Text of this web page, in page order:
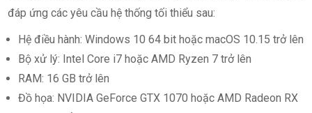
đáp ứng các yêu cầu hệ thống tối thiểu sau:
Hệ điều hành: Windows 10 64 bit hoặc macOS 10.15 trở lên
Bộ xử lý: Intel Core i7 hoặc AMD Ryzen 7 trở lên
RAM: 16 GB trở lên
Đồ họa: NVIDIA GeForce GTX 1070 hoặc AMD Radeon RX